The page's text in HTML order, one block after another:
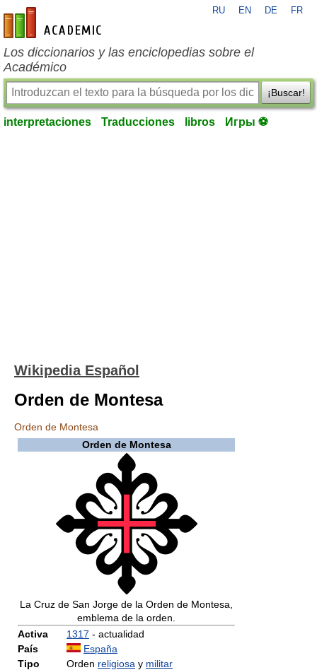
es-academic.com
RU EN DE FR
Los diccionarios y las enciclopedias sobre el
Académico
¡Buscar!
interpretaciones Traducciones libros Игры ⚽
Wikipedia Español
Orden de Montesa
Orden de Montesa
Orden de Montesa
La Cruz de San Jorge de la Orden de Montesa,
emblema de la orden.
Activa
1317 - actualidad
País
España
Tipo
Orden religiosa y militar